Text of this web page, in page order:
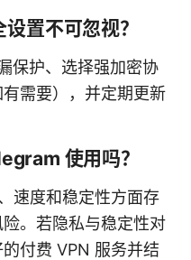
置不可忽视？
保护、选择强加密协
需要），并定期更新
使用吗？
速度和稳定性方面存
。若隐私与稳定性对
付费 VPN 服务并结